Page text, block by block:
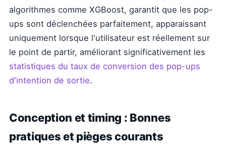
algorithmes comme XGBoost, garantit que les pop-
ups sont déclenchées parfaitement, apparaissant
uniquement lorsque l'utilisateur est réellement sur
le point de partir, améliorant significativement les
statistiques du taux de conversion des pop-ups
d'intention de sortie.
Conception et timing : Bonnes
pratiques et pièges courants